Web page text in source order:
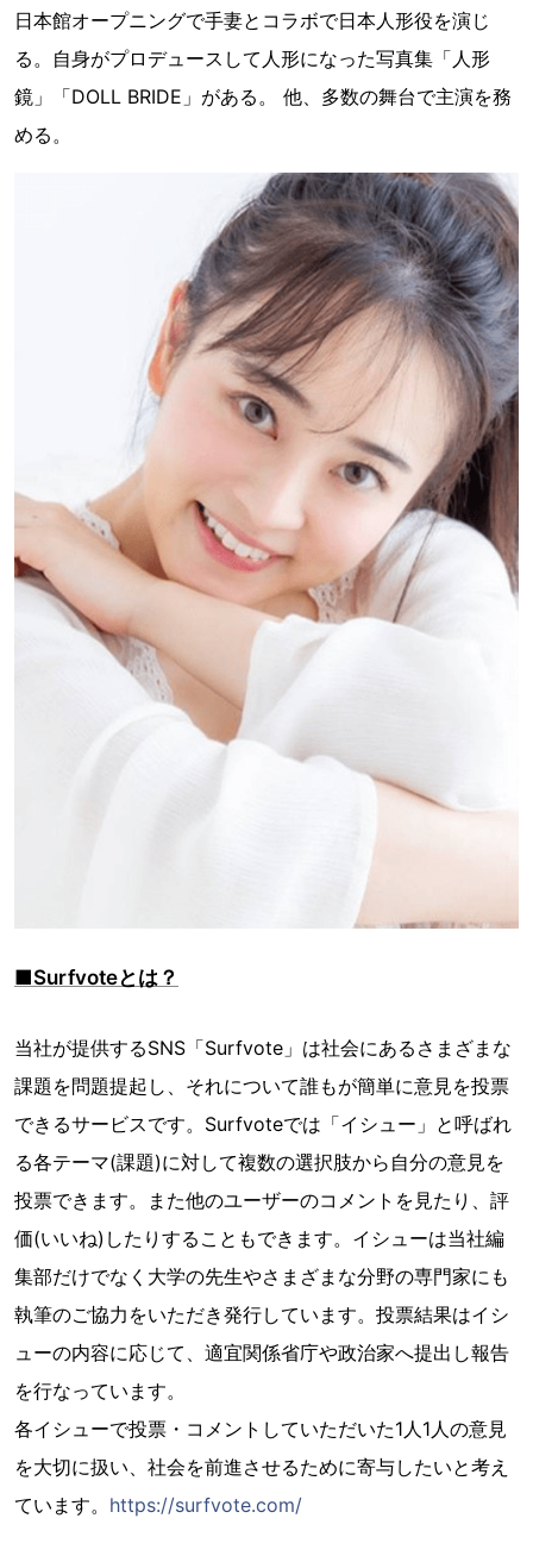
日本館オープニングで手妻とコラボで日本人形役を演じ
る。自身がプロデュースして人形になった写真集「人形
鏡」「DOLL BRIDE」がある。 他、多数の舞台で主演を務
める。
■Surfvoteとは？
当社が提供するSNS「Surfvote」は社会にあるさまざまな
課題を問題提起し、それについて誰もが簡単に意見を投票
できるサービスです。Surfvoteでは「イシュー」と呼ばれ
る各テーマ(課題)に対して複数の選択肢から自分の意見を
投票できます。また他のユーザーのコメントを見たり、評
価(いいね)したりすることもできます。イシューは当社編
集部だけでなく大学の先生やさまざまな分野の専門家にも
執筆のご協力をいただき発行しています。投票結果はイシ
ューの内容に応じて、適宜関係省庁や政治家へ提出し報告
を行なっています。
各イシューで投票・コメントしていただいた1人1人の意見
を大切に扱い、社会を前進させるために寄与したいと考え
ています。 https://surfvote.com/